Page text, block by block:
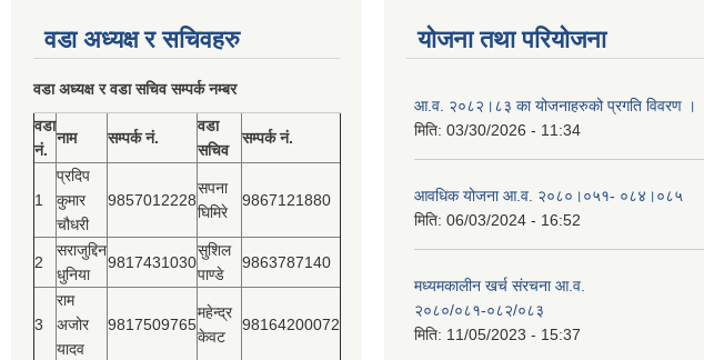
वडा अध्यक्ष र सचिवहरु
वडा अध्यक्ष र वडा सचिव सम्पर्क नम्बर
वडा
नं.
नाम सम्पर्क नं.
वडा
सचिव
सम्पर्क नं.
1
प्रदिप
कुमार
चौधरी
9857012228
सपना
घिमिरे
9867121880
2
सराजुद्दिन
धुनिया
9817431030
सुशिल
पाण्डे
9863787140
3
राम
अजोर
यादव
9817509765
महेन्द्र
केवट
98164200072
योजना तथा परियोजना
आ.व. २०८२।८३ का योजनाहरुको प्रगति विवरण ।
मिति: 03/30/2026 - 11:34
आवधिक योजना आ.व. २०८०।०५१- ०८४।०८५
मिति: 06/03/2024 - 16:52
मध्यमकालीन खर्च संरचना आ.व.
२०८०/०८१-०८२/०८३
मिति: 11/05/2023 - 15:37